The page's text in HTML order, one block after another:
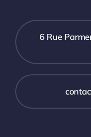
6 Rue